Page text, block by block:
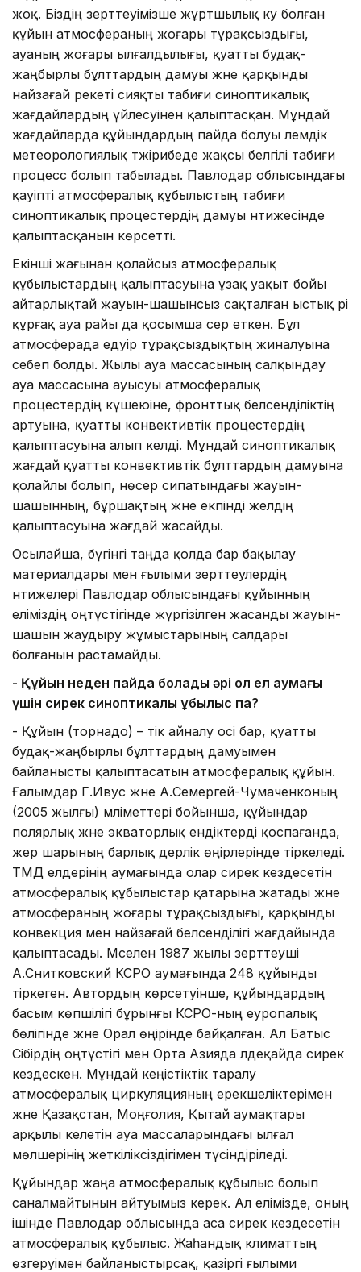
жоқ. Біздің зерттеуімізше жұртшылық куә болған
құйын атмосфераның жоғары тұрақсыздығы,
ауаның жоғары ылғалдылығы, қуатты будақ-
жаңбырлы бұлттардың дамуы және қарқынды
найзағай әрекеті сияқты табиғи синоптикалық
жағдайлардың үйлесуінен қалыптасқан. Мұндай
жағдайларда құйындардың пайда болуы әлемдік
метеорологиялық тәжірибеде жақсы белгілі табиғи
процесс болып табылады. Павлодар облысындағы
қауіпті атмосфералық құбылыстың табиғи
синоптикалық процестердің дамуы нәтижесінде
қалыптасқанын көрсетті.
Екінші жағынан қолайсыз атмосфералық
құбылыстардың қалыптасуына ұзақ уақыт бойы
айтарлықтай жауын-шашынсыз сақталған ыстық әрі
құрғақ ауа райы да қосымша әсер еткен. Бұл
атмосферада едәуір тұрақсыздықтың жиналуына
себеп болды. Жылы ауа массасының салқындау
ауа массасына ауысуы атмосфералық
процестердің күшеюіне, фронттық белсенділіктің
артуына, қуатты конвективтік процестердің
қалыптасуына алып келді. Мұндай синоптикалық
жағдай қуатты конвективтік бұлттардың дамуына
қолайлы болып, нөсер сипатындағы жауын-
шашынның, бұршақтың және екпінді желдің
қалыптасуына жағдай жасайды.
Осылайша, бүгінгі таңда қолда бар бақылау
материалдары мен ғылыми зерттеулердің
нәтижелері Павлодар облысындағы құйынның
еліміздің оңтүстігінде жүргізілген жасанды жауын-
шашын жаудыру жұмыстарының салдары
болғанын растамайды.
- Құйын неден пайда болады әрі ол ел аумағы
үшін сирек синоптикалық құбылыс па?
- Құйын (торнадо) – тік айналу осі бар, қуатты
будақ-жаңбырлы бұлттардың дамуымен
байланысты қалыптасатын атмосфералық құйын.
Ғалымдар Г.Ивус және А.Семергей-Чумаченконың
(2005 жылғы) мәліметтері бойынша, құйындар
полярлық және экваторлық ендіктерді қоспағанда,
жер шарының барлық дерлік өңірлерінде тіркеледі.
ТМД елдерінің аумағында олар сирек кездесетін
атмосфералық құбылыстар қатарына жатады және
атмосфераның жоғары тұрақсыздығы, қарқынды
конвекция мен найзағай белсенділігі жағдайында
қалыптасады. Мәселен 1987 жылы зерттеуші
А.Снитковский КСРО аумағында 248 құйынды
тіркеген. Автордың көрсетуінше, құйындардың
басым көпшілігі бұрынғы КСРО-ның еуропалық
бөлігінде және Орал өңірінде байқалған. Ал Батыс
Сібірдің оңтүстігі мен Орта Азияда әлдеқайда сирек
кездескен. Мұндай кеңістіктік таралу
атмосфералық циркуляцияның ерекшеліктерімен
және Қазақстан, Моңғолия, Қытай аумақтары
арқылы келетін ауа массаларындағы ылғал
мөлшерінің жеткіліксіздігімен түсіндіріледі.
Құйындар жаңа атмосфералық құбылыс болып
саналмайтынын айтуымыз керек. Ал елімізде, оның
ішінде Павлодар облысында аса сирек кездесетін
атмосфералық құбылыс. Жаһандық климаттың
өзгеруімен байланыстырсақ, қазіргі ғылыми